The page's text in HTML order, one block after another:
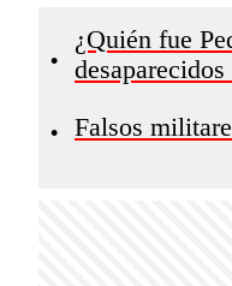
•
¿Quién fue
• Falsos